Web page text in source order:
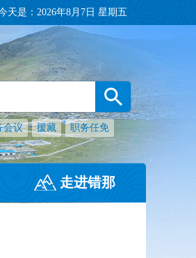
天是： 2026年8月7日 星期五
会议 援藏 职务任免
走进错那